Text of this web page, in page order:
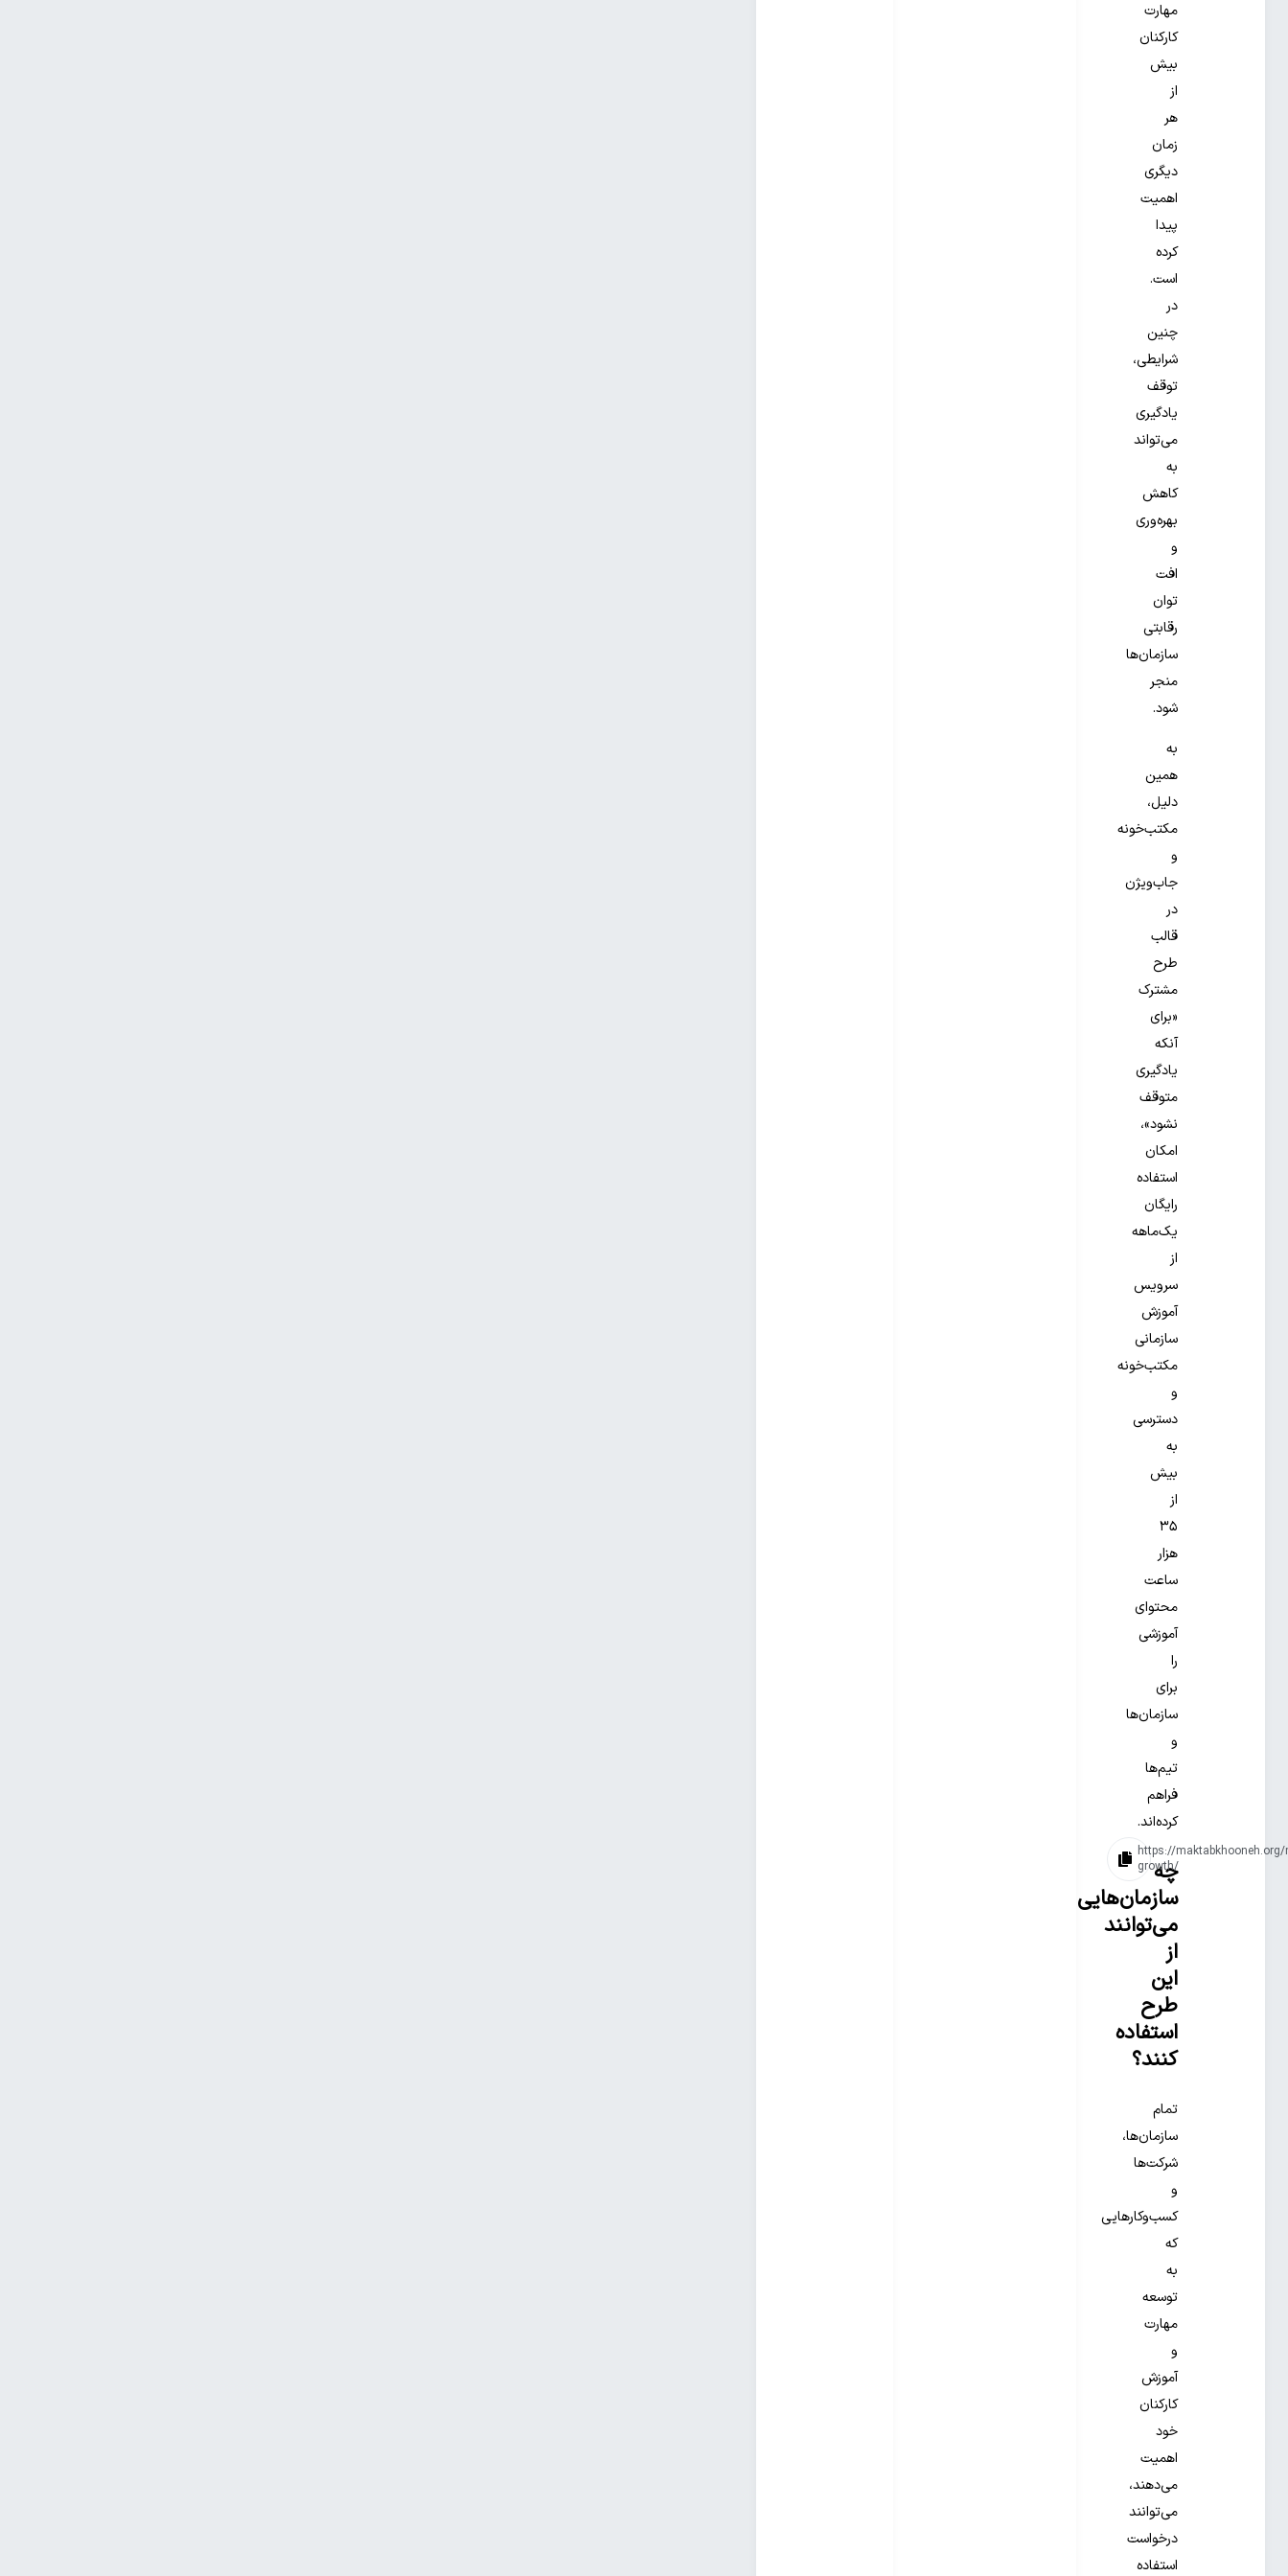
مهارت
کارکنان
بیش
از
هر
زمان
دیگری
اهمیت
پیدا
کرده
است.
در
چنین
شرایطی،
توقف
یادگیری
می‌تواند
به
کاهش
بهره‌وری
و
افت
توان
رقابتی
سازمان‌ها
منجر
شود.
به
همین
دلیل،
مکتب‌خونه
و
جاب‌ویژن
در
قالب
طرح
مشترک
«برای
آنکه
یادگیری
متوقف
نشود»،
امکان
استفاده
رایگان
یک‌ماهه
از
سرویس
آموزش
سازمانی
مکتب‌خونه
و
دسترسی
به
بیش
از
۳۵
هزار
ساعت
محتوای
آموزشی
را
برای
سازمان‌ها
و
تیم‌ها
فراهم
کرده‌اند.
چه
سازمان‌هایی
می‌توانند
از
این
طرح
استفاده
کنند؟
تمام
سازمان‌ها،
شرکت‌ها
و
کسب‌وکارهایی
که
به
توسعه
مهارت
و
آموزش
کارکنان
خود
اهمیت
می‌دهند،
می‌توانند
درخواست
استفاده
https://maktabkhooneh.org/
growth/